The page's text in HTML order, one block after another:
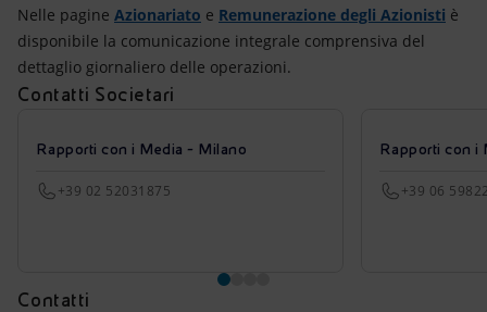
Nelle pagine Azionariato e Remunerazione degli Azionisti è
disponibile la comunicazione integrale comprensiva del
dettaglio giornaliero delle operazioni.
Contatti Societari
Rapporti con i Media - Milano
+39 02 52031875
Rapporti con i
+39 06
Contatti